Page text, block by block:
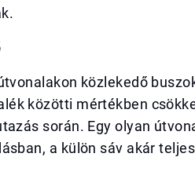
közlekedő
közötti mértékben
során. Egy olyan
a külön sáv akár